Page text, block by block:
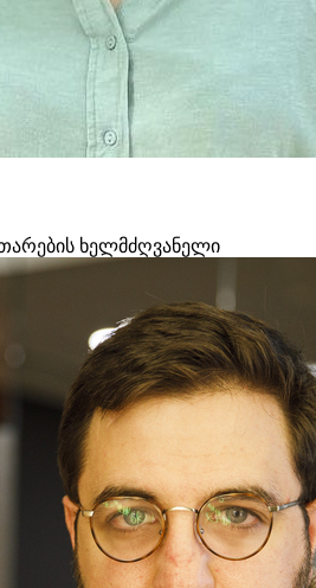
ხელმძღვანელი